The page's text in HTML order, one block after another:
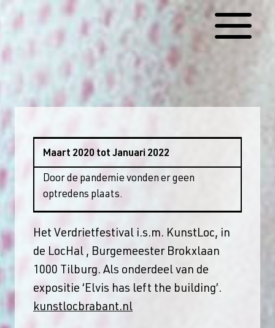
Doorgaan
naar
inhoud
Maart 2020 tot Januari 2022
Door de pandemie vonden er geen
optredens plaats.
Het Verdrietfestival i.s.m. KunstLoc, in
de LocHal , Burgemeester Brokxlaan
1000 Tilburg. Als onderdeel van de
expositie ‘Elvis has left the building’.
kunstlocbrabant.nl